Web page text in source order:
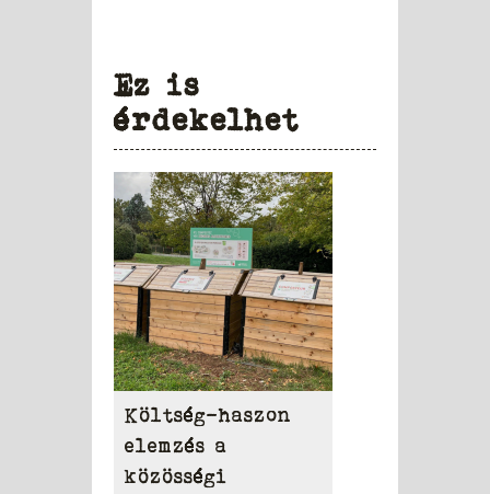
Ez is
érdekelhet
Költség-haszon
elemzés a
közösségi